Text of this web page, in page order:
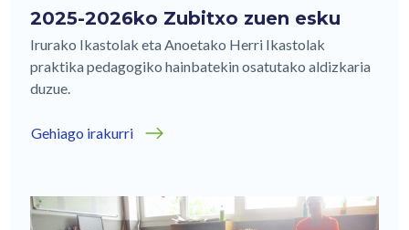
2025-2026ko Zubitxo zuen esku
Irurako Ikastolak eta Anoetako Herri Ikastolak
praktika pedagogiko hainbatekin osatutako aldizkaria
duzue.
Gehiago irakurri